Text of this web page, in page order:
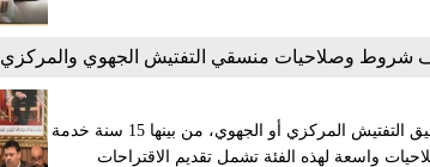
شروط وصلاحيات منسقي التفتيش الجهوي والمركزي
وضّح قرار وزاري حديث شروط التعيين لشغل مهام تنسيق التفتيش المركزي أو الجهوي، من بينها 15 سنة خدمة
واسعة لهذه الفئة تشمل تقديم الاقتراحات